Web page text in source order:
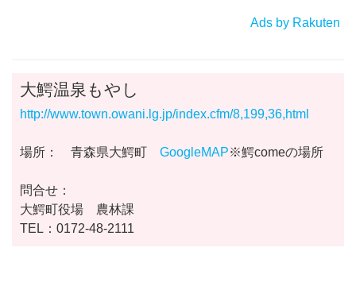
Ads by Rakuten
大鰐温泉もやし
http://www.town.owani.lg.jp/index.cfm/8,199,36,html
場所： 青森県大鰐町 GoogleMAP※鰐comeの場所
問合せ：
大鰐町役場 農林課
TEL：0172-48-2111